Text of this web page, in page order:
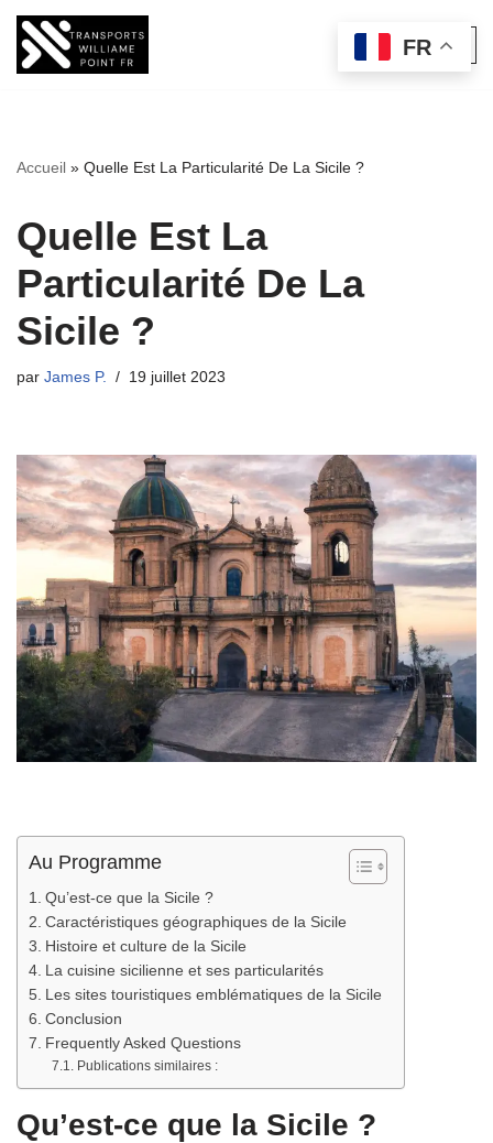
Aller
Accueil » Quelle Est La Particularité De La Sicile ?
Quelle Est La
Particularité De La
Sicile ?
par James P. 19 juillet 2023
Au Programme
Qu’est-ce que la Sicile ?
Caractéristiques géographiques de la Sicile
Histoire et culture de la Sicile
La cuisine sicilienne et ses particularités
Les sites touristiques emblématiques de la Sicile
Conclusion
Frequently Asked Questions
Publications similaires :
Qu’est-ce que la Sicile ?
FR